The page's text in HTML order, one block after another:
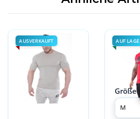
AUSVERKAUFT AUF
Größe